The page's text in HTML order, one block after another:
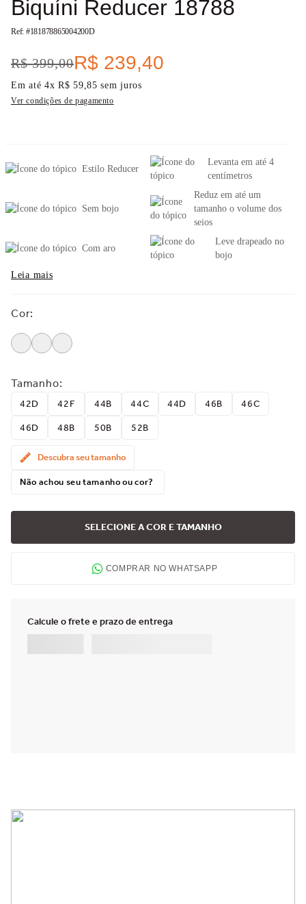
Biquíni Reducer 18788
Ref: #181878865004200D
R$ 399,00R$ 239,40
Em até 4xR$ 59,85 sem juros
Ver condições de pagamento
Estilo Reducer
Sem bojo
Com aro
Levanta em até 4
centímetros
Reduz em até um
tamanho o volume dos
seios
Leve drapeado no
bojo
Leia mais
Cor:
Tamanho:
42D 42F 44B 44C 44D 46B 46C
46D 48B 50B 52B
Descubra seu tamanho
Não achou seu tamanho ou cor?
SELECIONE A COR E TAMANHO
COMPRAR NO WHATSAPP